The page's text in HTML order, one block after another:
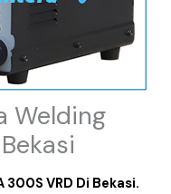
Welding
300S VRD Di Bekasi.